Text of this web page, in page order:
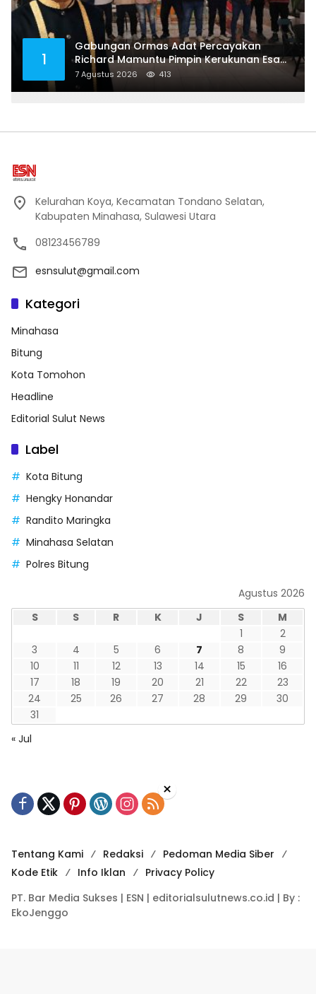
1
Gabungan Ormas Adat Percayakan
Richard Mamuntu Pimpin Kerukunan Esa
Keter Kota Bitung
7 Agustus 2026 413
Kelurahan Koya, Kecamatan Tondano Selatan,
Kabupaten Minahasa, Sulawesi Utara
08123456789
esnsulut@gmail.com
Kategori
Minahasa
Bitung
Kota Tomohon
Headline
Editorial Sulut News
Label
Kota Bitung
Hengky Honandar
Randito Maringka
Minahasa Selatan
Polres Bitung
Agustus 2026
S
S R K J S
M
1
2
3
4 5 6 7 8
9
10
11 12 13 14 15
16
17
18 19 20 21 22
23
24
25 26 27 28 29
30
31
« Jul
Tentang Kami Redaksi
Pedoman Media Siber
Kode Etik
Info Iklan
Privacy Policy
PT. Bar Media Sukses | ESN | editorialsulutnews.co.id | By :
EkoJenggo
×